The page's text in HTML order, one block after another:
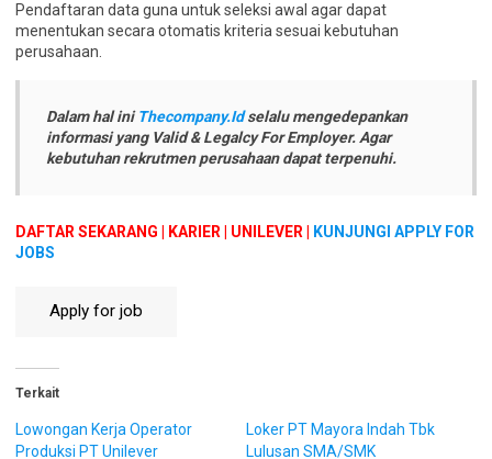
Pendaftaran data guna untuk seleksi awal agar dapat
menentukan secara otomatis kriteria sesuai kebutuhan
perusahaan.
Dalam hal iniThecompany.Idselalu mengedepankan
informasi yang Valid & Legalcy For Employer. Agar
kebutuhan rekrutmen perusahaan dapat terpenuhi.
DAFTAR SEKARANG | KARIER | UNILEVER |
KUNJUNGI APPLY FOR
JOBS
Terkait
Lowongan Kerja Operator
Produksi PT Unilever
Loker PT Mayora Indah Tbk
Lulusan SMA/SMK